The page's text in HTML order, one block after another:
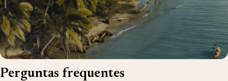
Perguntas frequentes